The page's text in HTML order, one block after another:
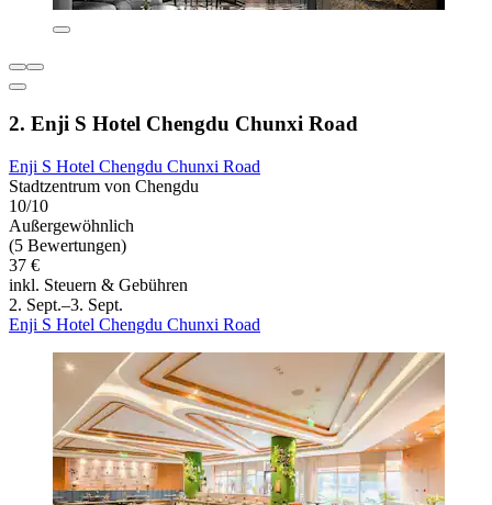
2. Enji S Hotel Chengdu Chunxi Road
Enji S Hotel Chengdu Chunxi Road
Stadtzentrum von Chengdu
10/10
Außergewöhnlich
(5 Bewertungen)
37 €
inkl. Steuern & Gebühren
2. Sept.–3. Sept.
Enji S Hotel Chengdu Chunxi Road